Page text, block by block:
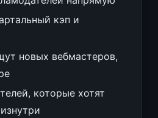
кэп и
новых вебмастеров,
которые хотят